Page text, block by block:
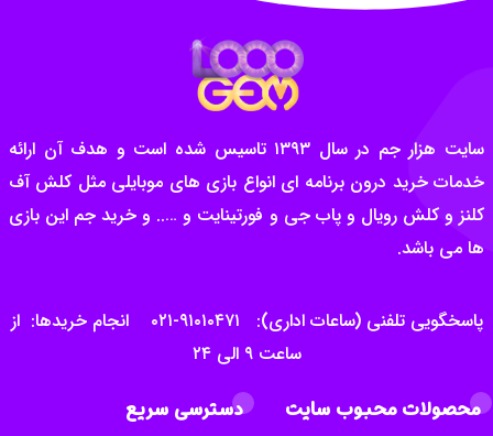
سایت هزار جم در سال ۱۳۹۳ تاسیس شده است و هدف آن ارائه
خدمات خرید درون برنامه ای انواع بازی های موبایلی مثل کلش آف
کلنز و کلش رویال و پاب جی و فورتینایت و ….. و خرید جم این بازی
ها می باشد.
پاسخگویی تلفنی (ساعات اداری): ۹۱۰۱۰۴۷۱-۰۲۱ انجام خریدها: از
ساعت ۹ الی ۲۴
محصولات محبوب سایت دسترسی سریع